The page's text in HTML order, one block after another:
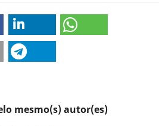
mesmo(s) autor(es)